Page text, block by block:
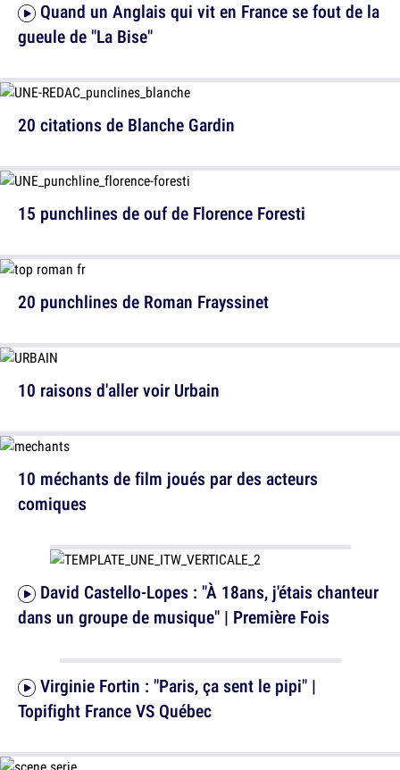
gueule de "La Bise"
15 punchlines de ouf de Florence Foresti
10 raisons d'aller voir Urbain
dans un groupe de musique" | Première Fois
20 citations de Blanche Gardin
20 punchlines de Roman Frayssinet
10 méchants de film joués par des acteurs
comiques
Topifight France VS Québec